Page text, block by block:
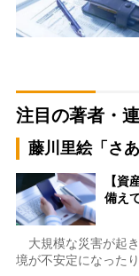
注目の著者・
藤川里絵「さ
【資
備え
大規模な災害が起
境が不安定になった